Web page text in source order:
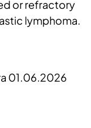
or refractory
lymphoma.
01.06.2026